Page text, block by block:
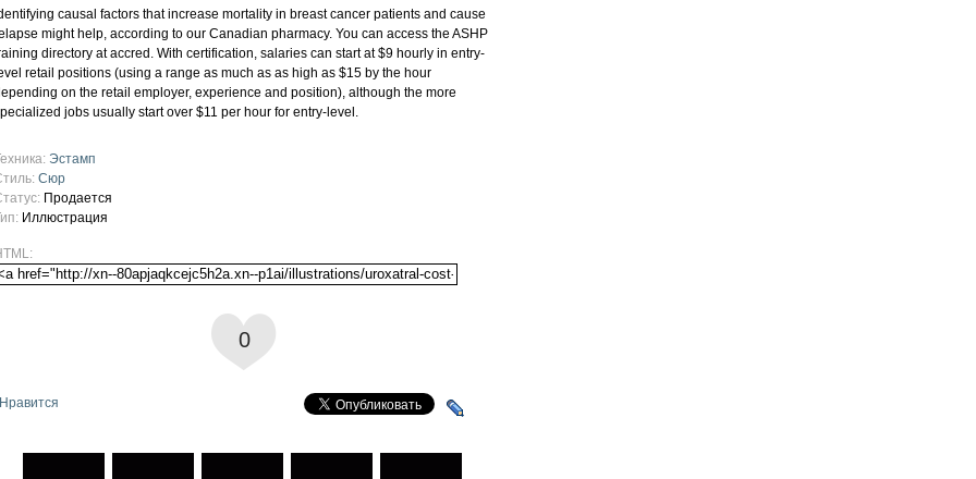
causal factors that increase mortality in breast cancer patients and cause
might help, according to our Canadian pharmacy. You can access the ASHP
directory at accred. With certification, salaries can start at $9 hourly in entry-
retail positions (using a range as much as as high as $15 by the hour
on the retail employer, experience and position), although the more
jobs usually start over $11 per hour for entry-level.
Эстамп
Сюр
Продается
Иллюстрация
0
Нравится